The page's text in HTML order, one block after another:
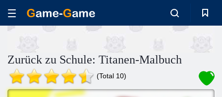
Zurück zu Schule: Titanen-Malbuch
(Total 10)